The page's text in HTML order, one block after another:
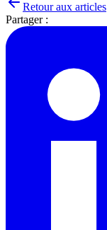
Retour aux articles
Partager :